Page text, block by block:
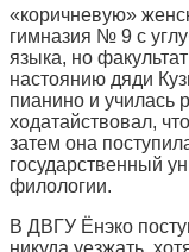
«коричневую»
гимназия № 9 с
языка, но
настоянию дяди
пианино и училась
ходатайствовал,
затем она
государственный
филологии.
В ДВГУ Ёнэко
никуда уезжать,